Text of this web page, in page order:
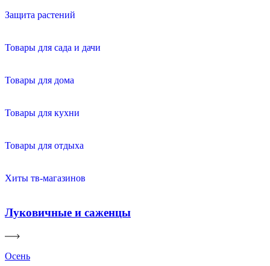
Защита растений
Товары для сада и дачи
Товары для дома
Товары для кухни
Товары для отдыха
Хиты тв-магазинов
Луковичные и саженцы
Осень